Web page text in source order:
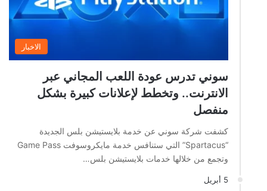
الاخبار
سوني تدرس عودة اللعب المجاني عبر
الانترنت.. وتخطط لإعلانات كبيرة بشكل
منفصل
كشفت شركة سوني عن خدمة بلايستيشن بلس الجديدة
“Spartacus” التي ستنافس خدمة مايكروسوفت Game Pass
وتجمع من خلالها خدمات بلايستيشن بلس…
5 أبريل